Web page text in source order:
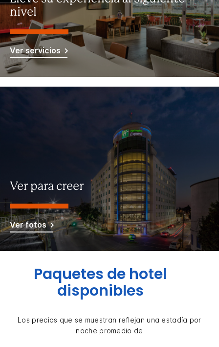
nivel
Ver servicios
Ver para creer
Ver fotos
Paquetes de hotel
disponibles
Los precios que se muestran reflejan una estadía por
noche promedio de